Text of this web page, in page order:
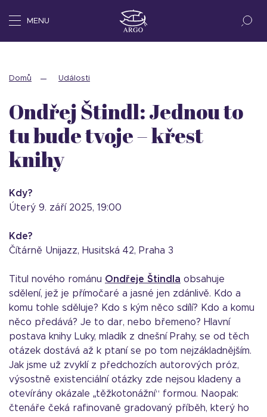
MENU
Domů Události
Ondřej Štindl: Jednou to
tu bude tvoje – křest
knihy
Kdy?
úterý 9. září 2025, 19:00
Kde?
Čítárně Unijazz, Husitská 42, Praha 3
Titul nového románu Ondřeje Štindla obsahuje
sdělení, jež je přímočaré a jasné jen zdánlivě. Kdo a
komu tohle sděluje? Kdo s kým něco sdílí? Kdo a komu
něco předává? Je to dar, nebo břemeno? Hlavní
postava knihy Luky, mladík z dnešní Prahy, se od těch
otázek dostává až k ptaní se po tom nejzákladnějším.
Jak jsme už zvyklí z předchozích autorových próz,
výsostně existenciální otázky zde nejsou kladeny a
otevírány okázale „těžkotonážní“ formou. Naopak:
čtenáře čeká rafinovaně gradovaný příběh, který ho